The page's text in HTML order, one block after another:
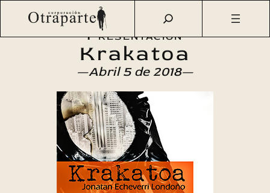
Saltar
Otraparte.org /Agenda Cultural Literatura Krakatoa
Presentación
Krakatoa
—Abril 5 de 2018—